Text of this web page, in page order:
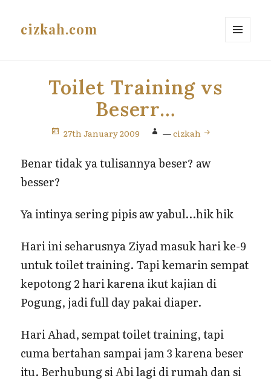
cizkah.com
Toilet Training vs
Beserr…
27th January 2009 —cizkah
Benar tidak ya tulisannya beser? aw
besser?
Ya intinya sering pipis aw yabul…hik hik
Hari ini seharusnya Ziyad masuk hari ke-9
untuk toilet training. Tapi kemarin sempat
kepotong 2 hari karena ikut kajian di
Pogung, jadi full day pakai diaper.
Hari Ahad, sempat toilet training, tapi
cuma bertahan sampai jam 3 karena beser
itu. Berhubung si Abi lagi di rumah dan si